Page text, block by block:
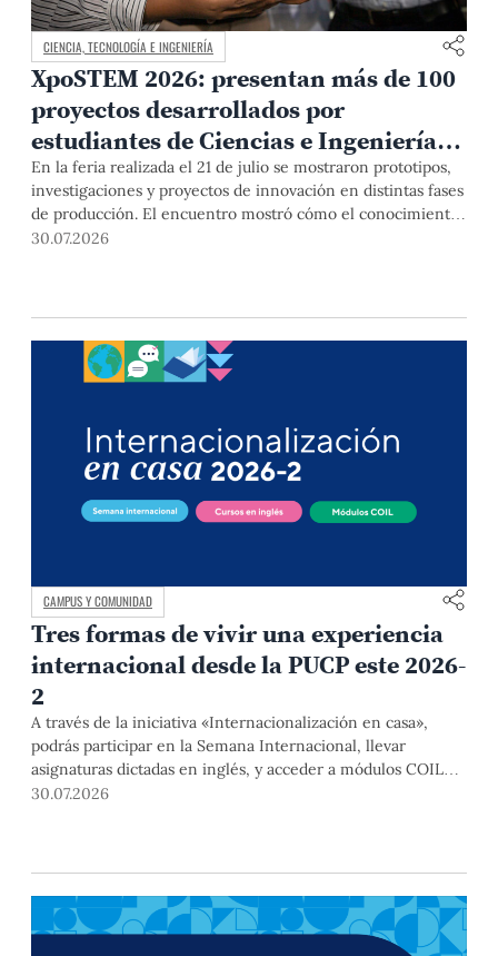
CIENCIA, TECNOLOGÍA E INGENIERÍA
XpoSTEM 2026: presentan más de 100
proyectos desarrollados por
estudiantes de Ciencias e Ingeniería
PUCP orientados a atender
necesidades del país
En la feria realizada el 21 de julio se mostraron prototipos,
investigaciones y proyectos de innovación en distintas fases
de producción. El encuentro mostró cómo el conocimiento
adquirido en las aulas puede responder a desafíos concretos
30.07.2026
CAMPUS Y COMUNIDAD
Tres formas de vivir una experiencia
internacional desde la PUCP este 2026-
2
A través de la iniciativa «Internacionalización en casa»,
podrás participar en la Semana Internacional, llevar
asignaturas dictadas en inglés, y acceder a módulos COIL
junto con estudiantes y docentes de universidades
30.07.2026